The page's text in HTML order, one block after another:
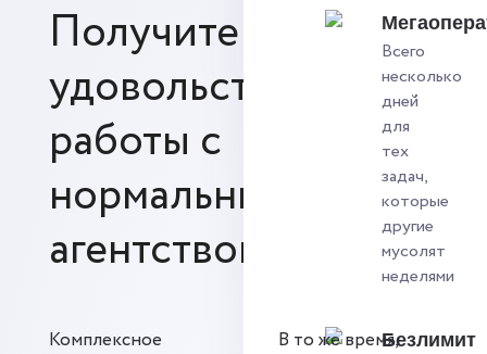
Получите
удовольствие от
работы с
нормальным SEO-
агентством
Всего
несколько
дней
для
тех
задач,
которые
другие
мусолят
неделями
Безлимит
Комплексное В то же время,